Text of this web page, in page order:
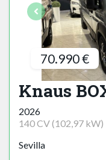
70.990 €
Knaus
2026
140 CV (102,97 kW)
Sevilla